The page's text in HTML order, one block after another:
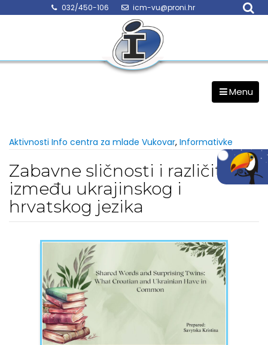
032/450-106 icm-vu@proni.hr
Menu
Aktivnosti Info centra za mlade Vukovar, Informativke
Zabavne sličnosti i različitosti
između ukrajinskog i
hrvatskog jezika